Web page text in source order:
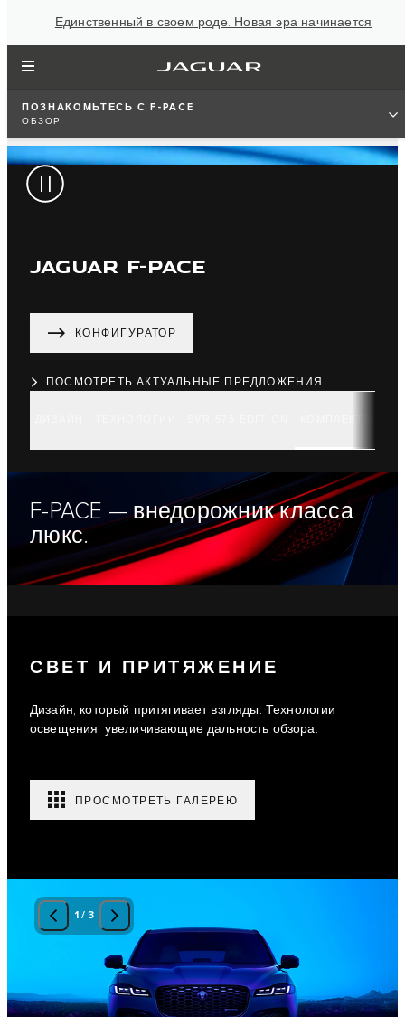
Единственный в своем роде. Новая эра начинается
ПОЗНАКОМЬТЕСЬ С F-PACE
ОБЗОР
JAGUAR F-PACE
КОНФИГУРАТОР
ПОСМОТРЕТЬ АКТУАЛЬНЫЕ ПРЕДЛОЖЕНИЯ
F-PACE — внедорожник класса
люкс.
СВЕТ И ПРИТЯЖЕНИЕ
Дизайн, который притягивает взгляды. Технологии
освещения, увеличивающие дальность обзора.
ПРОСМОТРЕТЬ ГАЛЕРЕЮ
1/ 3